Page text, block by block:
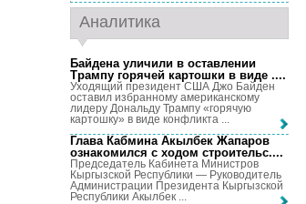
Аналитика
Байдена уличили в оставлении
Трампу горячей картошки в виде ....
Уходящий президент США Джо Байден
оставил избранному американскому
лидеру Дональду Трампу «горячую
картошку» в виде конфликта ...
Глава Кабмина Акылбек Жапаров
ознакомился с ходом строительс....
Председатель Кабинета Министров
Кыргызской Республики — Руководитель
Администрации Президента Кыргызской
Республики Акылбек ...